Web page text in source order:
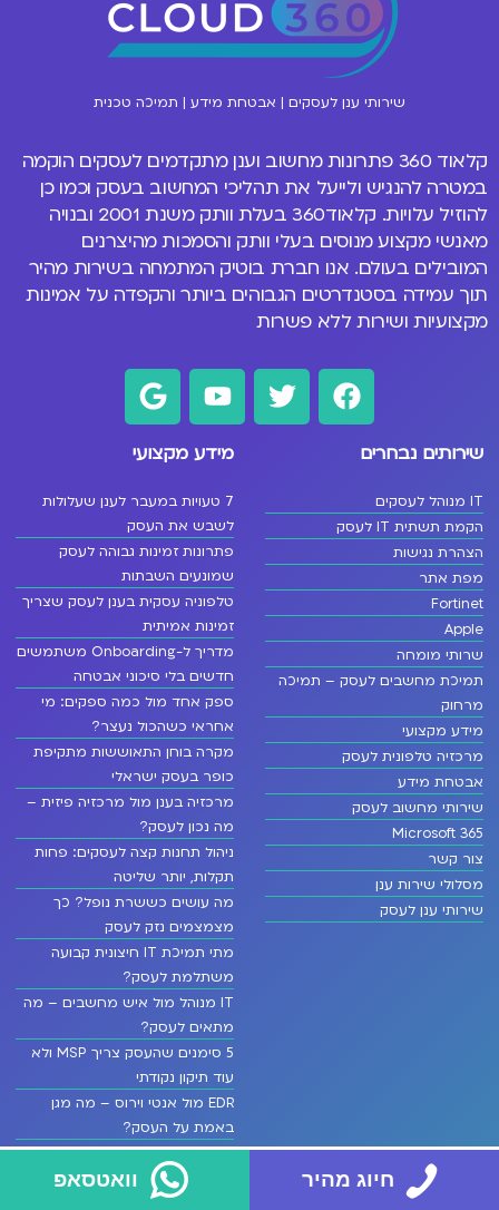
שירותי ענן לעסקים | אבטחת מידע | תמיכה טכנית
קלאוד 360 פתרונות מחשוב וענן מתקדמים לעסקים הוקמה
במטרה להנגיש ולייעל את תהליכי המחשוב בעסק וכמו כן
להוזיל עלויות. קלאוד360 בעלת וותק משנת 2001 ובנויה
מאנשי מקצוע מנוסים בעלי וותק והסמכות מהיצרנים
המובילים בעולם. אנו חברת בוטיק המתמחה בשירות מהיר
תוך עמידה בסטנדרטים הגבוהים ביותר והקפדה על אמינות
מקצועיות ושירות ללא פשרות
שירותים נבחרים
IT מנוהל לעסקים
הקמת תשתית IT לעסק
הצהרת נגישות
מפת אתר
Fortinet
Apple
שרותי מומחה
תמיכת מחשבים לעסק – תמיכה
מרחוק
מידע מקצועי
מרכזיה טלפונית לעסק
אבטחת מידע
שירותי מחשוב לעסק
Microsoft 365
צור קשר
מסלולי שירות ענן
שירותי ענן לעסק
מידע מקצועי
7 טעויות במעבר לענן שעלולות
לשבש את העסק
פתרונות זמינות גבוהה לעסק
שמונעים השבתות
טלפוניה עסקית בענן לעסק שצריך
זמינות אמיתית
מדריך ל-Onboarding משתמשים
חדשים בלי סיכוני אבטחה
ספק אחד מול כמה ספקים: מי
אחראי כשהכול נעצר?
מקרה בוחן התאוששות מתקיפת
כופר בעסק ישראלי
מרכזיה בענן מול מרכזיה פיזית –
מה נכון לעסק?
ניהול תחנות קצה לעסקים: פחות
תקלות, יותר שליטה
מה עושים כששרת נופל? כך
מצמצמים נזק לעסק
מתי תמיכת IT חיצונית קבועה
משתלמת לעסק?
IT מנוהל מול איש מחשבים – מה
מתאים לעסק?
5 סימנים שהעסק צריך MSP ולא
עוד תיקון נקודתי
EDR מול אנטי וירוס – מה מגן
באמת על העסק?
היתרונות של IT חיצוני לעסקים
שצריכים שקט
פתרונות עבודה היברידית לעסקים
חיוג מהיר וואטסאפ